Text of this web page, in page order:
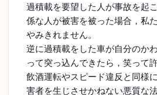
過積載を要望した人が事故を起
係な人が被害を被った場合，私
やみきれません。
逆に過積載をした車が自分のか
って突っ込んできたら，笑って
飲酒運転やスピード違反と同様
害者を生じさせかねない悪質な